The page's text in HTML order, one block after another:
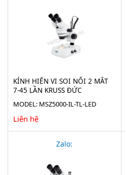
KÍNH HIỂN VI SOI NỔI 2 MẮT
7-45 LẦN KRUSS ĐỨC
MODEL: MSZ5000-IL-TL-LED
Liên hệ
Zalo: